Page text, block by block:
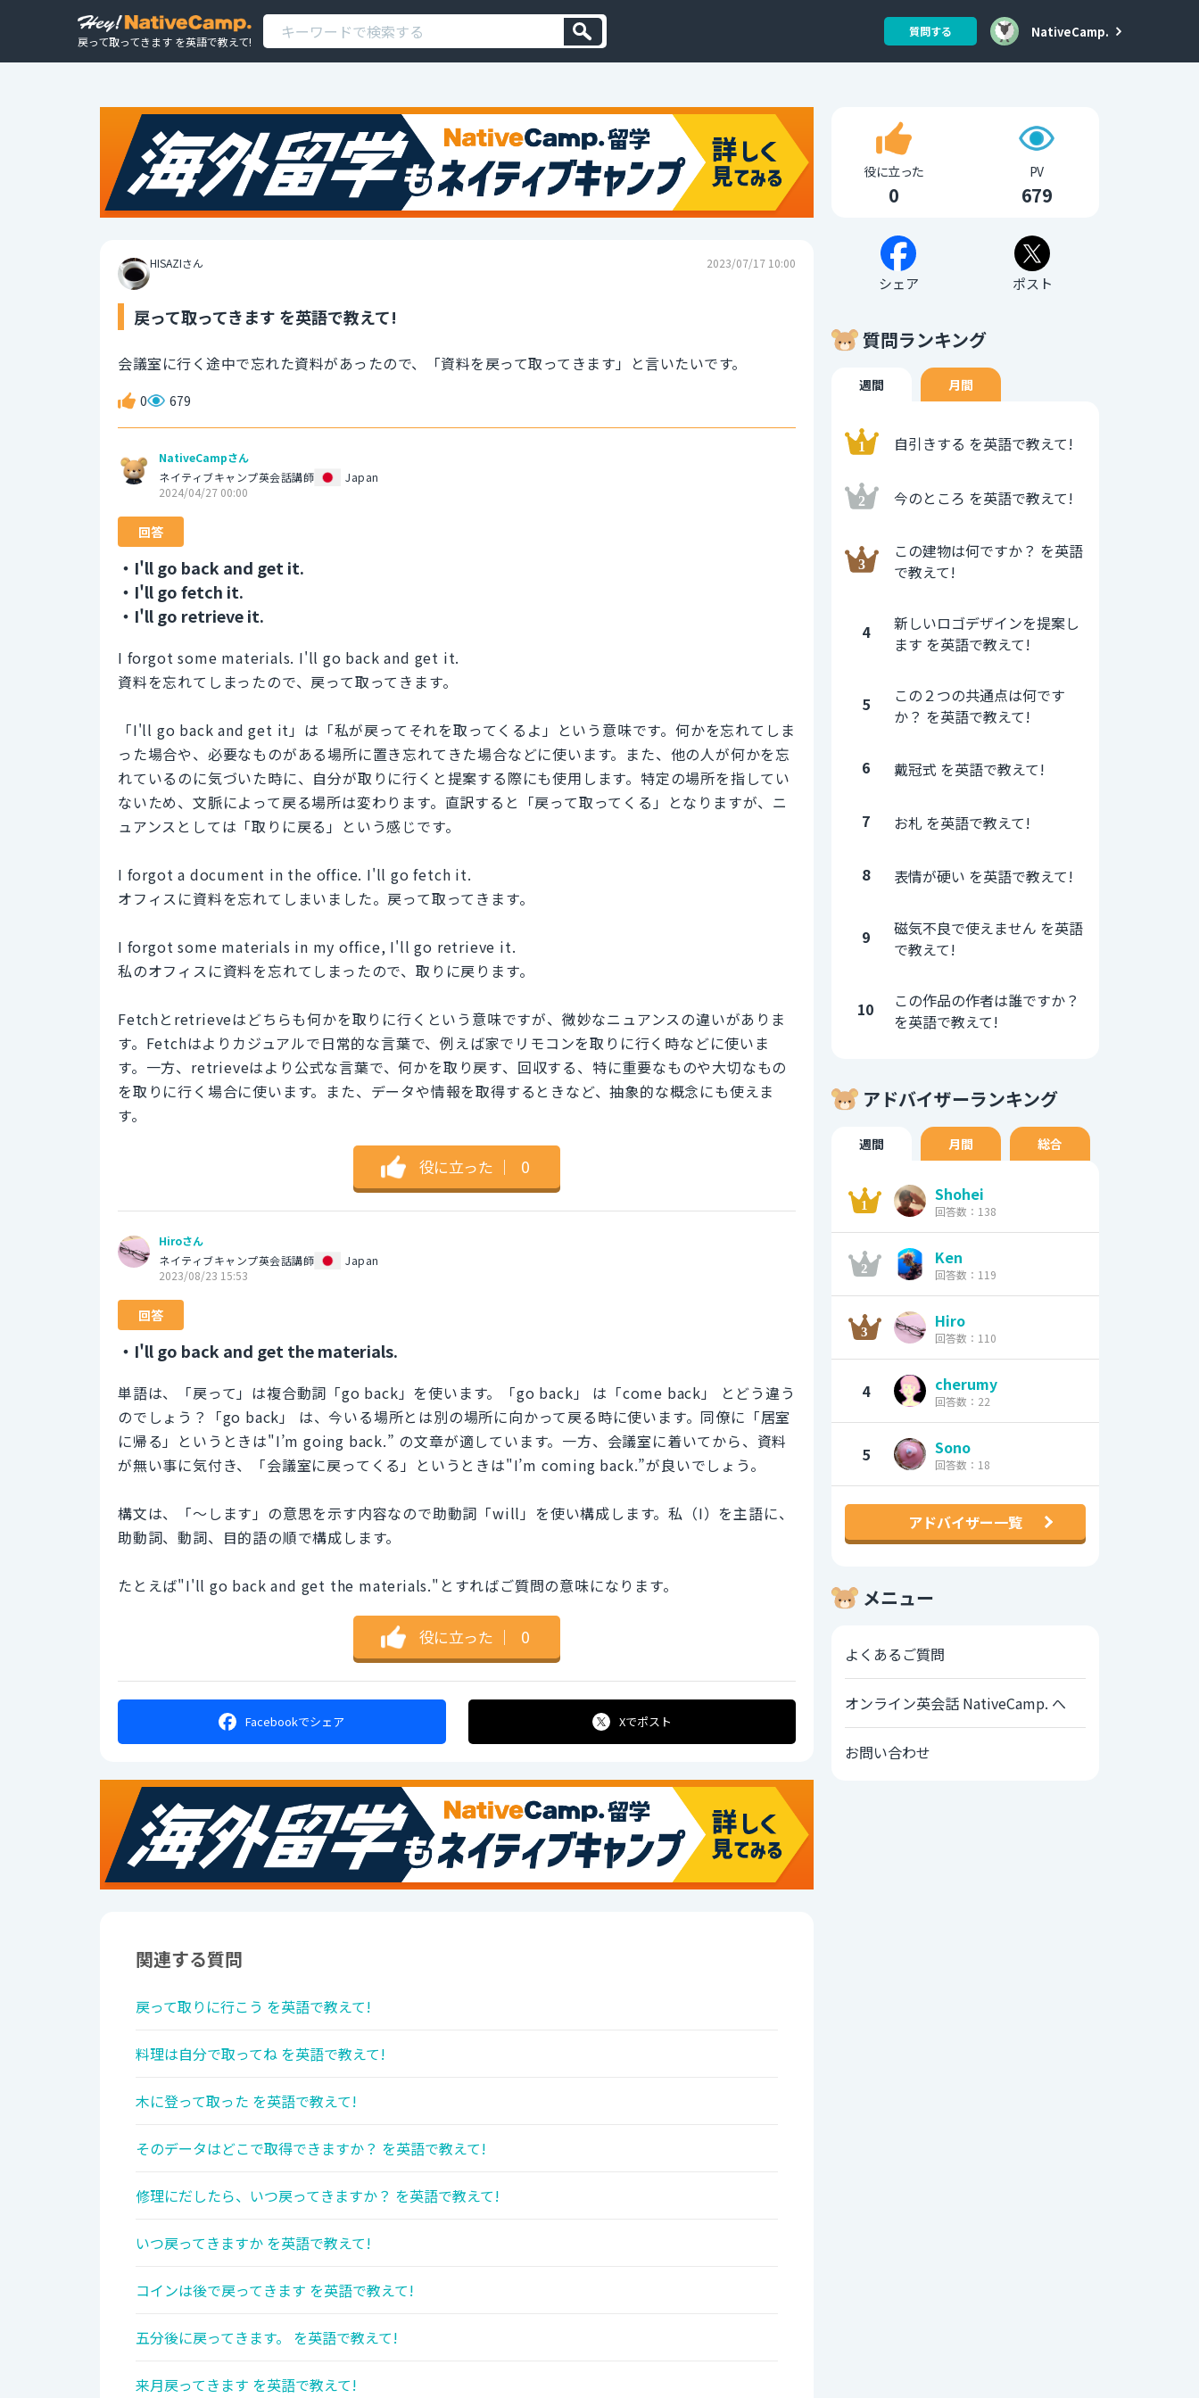
戻って取ってきます を英語で教えて!
質問する NativeCamp.
HISAZIさん 2023/07/17 10:00
戻って取ってきます を英語で教えて!
会議室に行く途中で忘れた資料があったので、「資料を戻って取ってきます」と言いたいです。
0 679
NativeCampさん
ネイティブキャンプ英会話講師
Japan
2024/04/27 00:00
回答
・I'll go back and get it.
・I'll go fetch it.
・I'll go retrieve it.
I forgot some materials. I'll go back and get it.
資料を忘れてしまったので、戻って取ってきます。
「I'll go back and get it」は「私が戻ってそれを取ってくるよ」という意味です。何かを忘れてしま
った場合や、必要なものがある場所に置き忘れてきた場合などに使います。また、他の人が何かを忘
れているのに気づいた時に、自分が取りに行くと提案する際にも使用します。特定の場所を指してい
ないため、文脈によって戻る場所は変わります。直訳すると「戻って取ってくる」となりますが、ニ
ュアンスとしては「取りに戻る」という感じです。
I forgot a document in the office. I'll go fetch it.
オフィスに資料を忘れてしまいました。戻って取ってきます。
I forgot some materials in my office, I'll go retrieve it.
私のオフィスに資料を忘れてしまったので、取りに戻ります。
Fetchとretrieveはどちらも何かを取りに行くという意味ですが、微妙なニュアンスの違いがありま
す。Fetchはよりカジュアルで日常的な言葉で、例えば家でリモコンを取りに行く時などに使いま
す。一方、retrieveはより公式な言葉で、何かを取り戻す、回収する、特に重要なものや大切なもの
を取りに行く場合に使います。また、データや情報を取得するときなど、抽象的な概念にも使えま
す。
役に立った ｜ 0
Hiroさん
ネイティブキャンプ英会話講師
Japan
2023/08/23 15:53
回答
・I'll go back and get the materials.
単語は、「戻って」は複合動詞「go back」を使います。「go back」 は「come back」 とどう違う
のでしょう？「go back」 は、今いる場所とは別の場所に向かって戻る時に使います。同僚に「居室
に帰る」というときは"I’m going back.” の文章が適しています。一方、会議室に着いてから、資料
が無い事に気付き、「会議室に戻ってくる」というときは"I’m coming back.”が良いでしょう。
構文は、「～します」の意思を示す内容なので助動詞「will」を使い構成します。私（I）を主語に、
助動詞、動詞、目的語の順で構成します。
たとえば"I'll go back and get the materials."とすればご質問の意味になります。
役に立った ｜ 0
Facebookでシェア Xでポスト
関連する質問
戻って取りに行こう を英語で教えて!
料理は自分で取ってね を英語で教えて!
木に登って取った を英語で教えて!
そのデータはどこで取得できますか？ を英語で教えて!
修理にだしたら、いつ戻ってきますか？ を英語で教えて!
いつ戻ってきますか を英語で教えて!
コインは後で戻ってきます を英語で教えて!
五分後に戻ってきます。 を英語で教えて!
来月戻ってきます を英語で教えて!
役に立った
0
PV
679
シェア ポスト
質問ランキング
週間 月間
自引きする を英語で教えて!
今のところ を英語で教えて!
この建物は何ですか？ を英語
で教えて!
4
新しいロゴデザインを提案し
ます を英語で教えて!
5
この２つの共通点は何です
か？ を英語で教えて!
6 戴冠式 を英語で教えて!
7 お札 を英語で教えて!
8 表情が硬い を英語で教えて!
9
磁気不良で使えません を英語
で教えて!
10
この作品の作者は誰ですか？
を英語で教えて!
アドバイザーランキング
週間 月間 総合
Shohei
回答数：138
Ken
回答数：119
Hiro
回答数：110
4 cherumy
回答数：22
5 Sono
回答数：18
アドバイザー一覧
メニュー
よくあるご質問
オンライン英会話 NativeCamp. へ
お問い合わせ